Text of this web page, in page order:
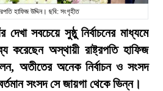
হাফিজ উদ্দিন। ছবি: সংগৃহীত
সবচেয়ে সুষ্ঠু নির্বাচনের মাধ্যমে
করেছেন অস্থায়ী রাষ্ট্রপতি হাফিজ
অতীতের অনেক নির্বাচন ও সংসদ
সংসদ সে জায়গা থেকে ভিন্ন।